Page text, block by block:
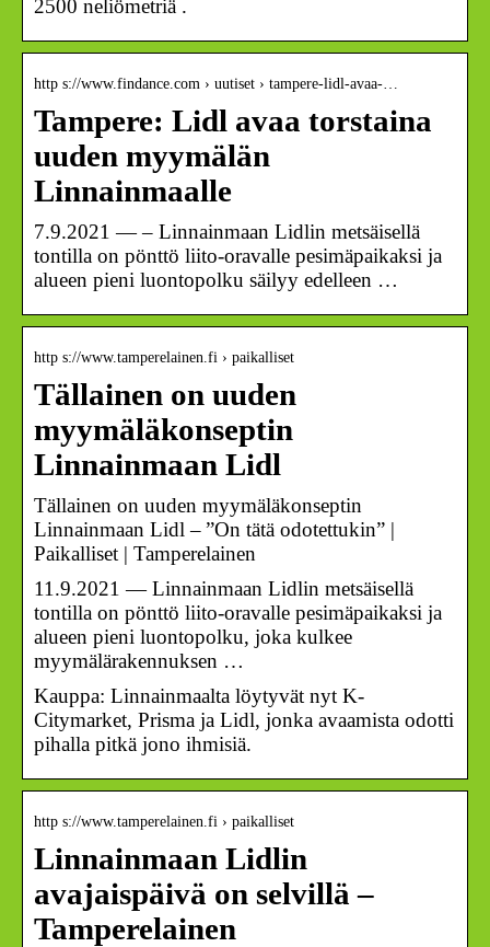
2500 neliömetriä .
http s://www.findance.com › uutiset › tampere-lidl-avaa-…
Tampere: Lidl avaa torstaina
uuden myymälän
Linnainmaalle
7.9.2021 — – Linnainmaan Lidlin metsäisellä
tontilla on pönttö liito-oravalle pesimäpaikaksi ja
alueen pieni luontopolku säilyy edelleen …
http s://www.tamperelainen.fi › paikalliset
Tällainen on uuden
myymäläkonseptin
Linnainmaan Lidl
Tällainen on uuden myymäläkonseptin
Linnainmaan Lidl – ”On tätä odotettukin” |
Paikalliset | Tamperelainen
11.9.2021 — Linnainmaan Lidlin metsäisellä
tontilla on pönttö liito-oravalle pesimäpaikaksi ja
alueen pieni luontopolku, joka kulkee
myymälärakennuksen …
Kauppa: Linnainmaalta löytyvät nyt K-
Citymarket, Prisma ja Lidl, jonka avaamista odotti
pihalla pitkä jono ihmisiä.
http s://www.tamperelainen.fi › paikalliset
Linnainmaan Lidlin
avajaispäivä on selvillä –
Tamperelainen